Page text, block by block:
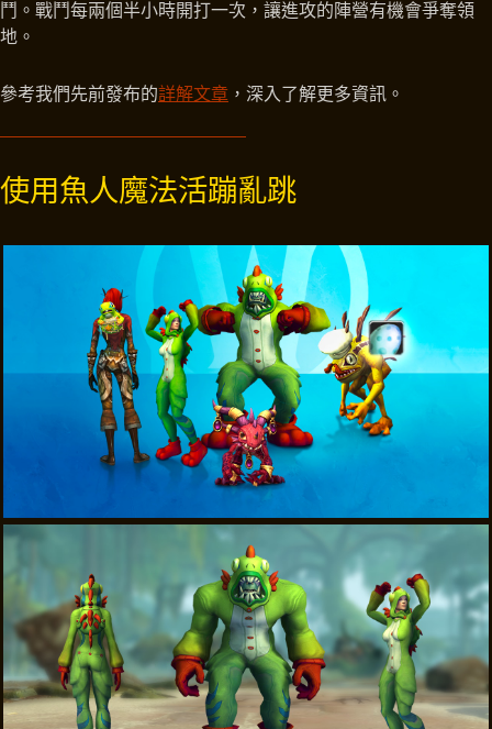
鬥。戰鬥每兩個半小時開打一次，讓進攻的陣營有機會爭奪領
地。
參考我們先前發布的詳解文章 ，深入了解更多資訊。
使用魚人魔法活蹦亂跳